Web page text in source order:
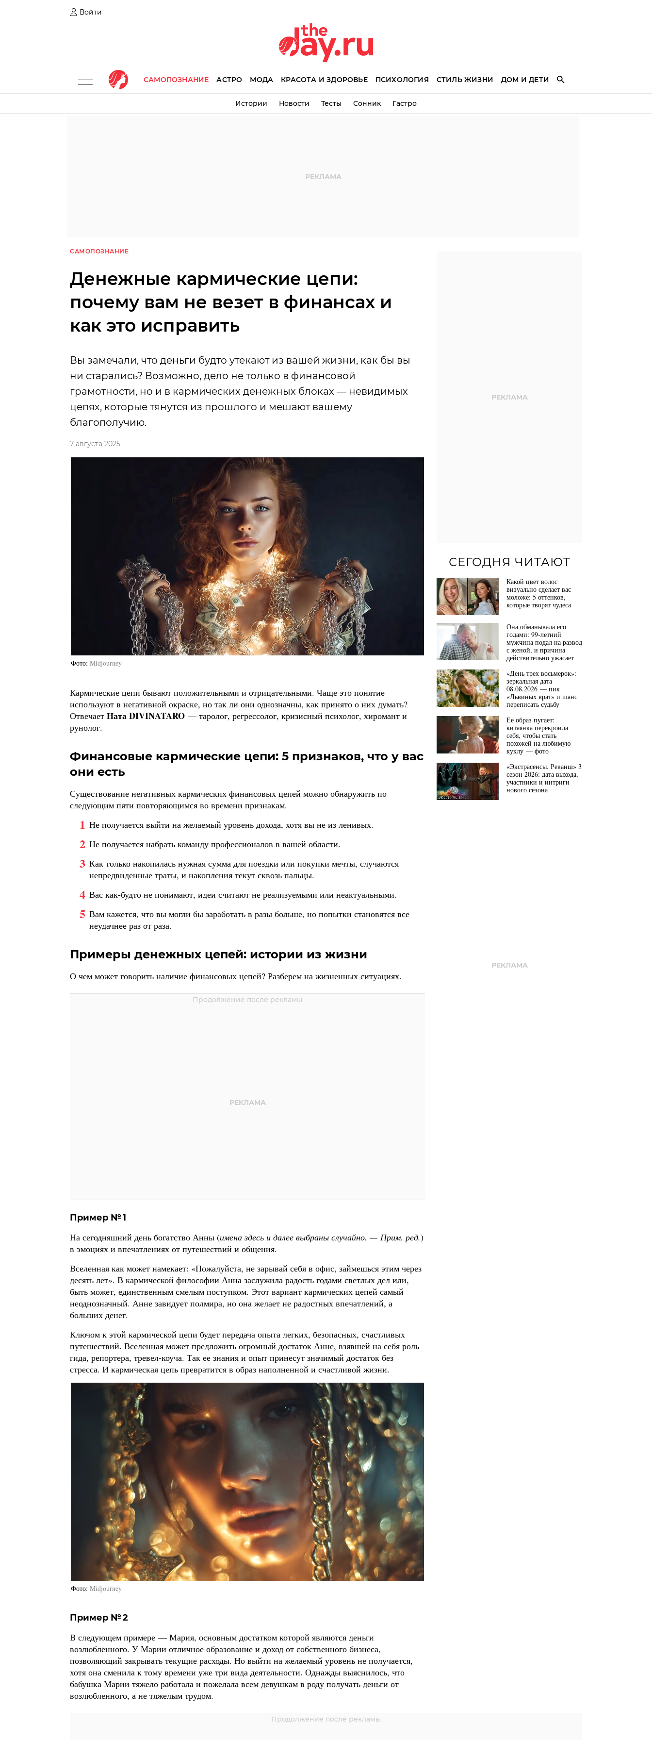
Войти
САМОПОЗНАНИЕ АСТРО МОДА КРАСОТА И ЗДОРОВЬЕ ПСИХОЛОГИЯ СТИЛЬ ЖИЗНИ ДОМ И ДЕТИ
Истории Новости Тесты Сонник Гастро
САМОПОЗНАНИЕ
Денежные кармические цепи:
почему вам не везет в финансах и
как это исправить
Вы замечали, что деньги будто утекают из вашей жизни, как бы вы
ни старались? Возможно, дело не только в финансовой
грамотности, но и в кармических денежных блоках — невидимых
цепях, которые тянутся из прошлого и мешают вашему
благополучию.
7 августа 2025
Фото Midjourney
Кармические цепи бывают положительными и отрицательными. Чаще это понятие
используют в негативной окраске, но так ли они однозначны, как принято о них думать?
Отвечает Ната DIVINATARO — таролог, регрессолог, кризисный психолог, хиромант и
рунолог.
Финансовые кармические цепи: 5 признаков, что у вас
они есть
Существование негативных кармических финансовых цепей можно обнаружить по
следующим пяти повторяющимся во времени признакам.
Не получается выйти на желаемый уровень дохода, хотя вы не из ленивых.
Не получается набрать команду профессионалов в вашей области.
Как только накопилась нужная сумма для поездки или покупки мечты, случаются
непредвиденные траты, и накопления текут сквозь пальцы.
Вас как-будто не понимают, идеи считают не реализуемыми или неактуальными.
Вам кажется, что вы могли бы заработать в разы больше, но попытки становятся все
неудачнее раз от раза.
Примеры денежных цепей: истории из жизни
О чем может говорить наличие финансовых цепей? Разберем на жизненных ситуациях.
Пример № 1
На сегодняшний день богатство Анны (имена здесь и далее выбраны случайно. — Прим. ред.)
в эмоциях и впечатлениях от путешествий и общения.
Вселенная как может намекает: «Пожалуйста, не зарывай себя в офис, займешься этим через
десять лет». В кармической философии Анна заслужила радость годами светлых дел или,
быть может, единственным смелым поступком. Этот вариант кармических цепей самый
неоднозначный. Анне завидует полмира, но она желает не радостных впечатлений, а
больших денег.
Ключом к этой кармической цепи будет передача опыта легких, безопасных, счастливых
путешествий. Вселенная может предложить огромный достаток Анне, взявшей на себя роль
гида, репортера, тревел-коуча. Так ее знания и опыт принесут значимый достаток без
стресса. И кармическая цепь превратится в образ наполненной и счастливой жизни.
Фото Midjourney
Пример № 2
В следующем примере — Мария, основным достатком которой являются деньги
возлюбленного. У Марии отличное образование и доход от собственного бизнеса,
позволяющий закрывать текущие расходы. Но выйти на желаемый уровень не получается,
хотя она сменила к тому времени уже три вида деятельности. Однажды выяснилось, что
бабушка Марии тяжело работала и пожелала всем девушкам в роду получать деньги от
возлюбленного, а не тяжелым трудом.
СЕГОДНЯ ЧИТАЮТ
Какой цвет волос
визуально сделает вас
моложе: 5 оттенков,
которые творят чудеса
Она обманывала его
годами: 99-летний
мужчина подал на развод
с женой, и причина
действительно ужасает
«День трех восьмерок»:
зеркальная дата
08.08.2026 — пик
«Львиных врат» и шанс
переписать судьбу
Ее образ пугает:
китаянка перекроила
себя, чтобы стать
похожей на любимую
куклу — фото
«Экстрасенсы. Реванш» 3
сезон 2026: дата выхода,
участники и интриги
нового сезона